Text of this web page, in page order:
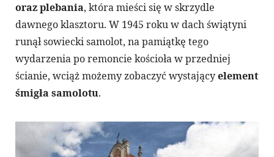
oraz plebania, która mieści się w skrzydle
dawnego klasztoru. W 1945 roku w dach świątyni
runął sowiecki samolot, na pamiątkę tego
wydarzenia po remoncie kościoła w przedniej
ścianie, wciąż możemy zobaczyć wystającyelement
śmigła samolotu.